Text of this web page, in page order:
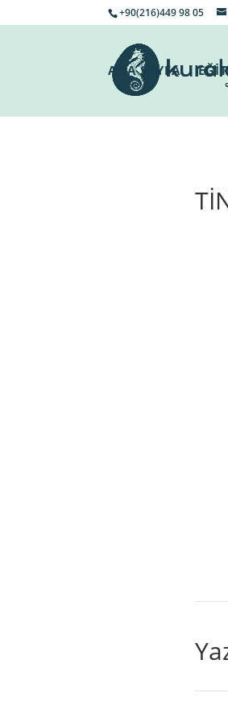
+90(216)449 98 05
ANA SAYFA